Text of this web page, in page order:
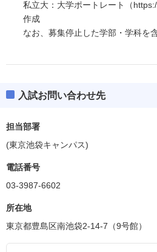
私立大：大学ポートレート（
作成
なお、募集停止した学部・学科を
入試お問い合わせ先
担当部署
(東京池袋キャンパス)
電話番号
03-3987-6602
所在地
東京都豊島区南池袋2-14-7（9号館）